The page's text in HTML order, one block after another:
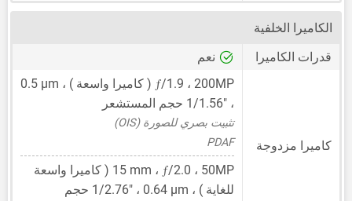
الكاميرا الخلفية
قدرات الكاميرا
نعم
كاميرا مزدوجة
200MP ، ƒ/1.9 ( كاميرا واسعة ) ،
0.5 μm
، 1/1.56" حجم المستشعر
تثبيت بصري للصورة (OIS)
PDAF
50MP ، ƒ/2.0 ، 15 mm ( كاميرا واسعة
للغاية ) ، 0.64 μm ، 1/2.76" حجم